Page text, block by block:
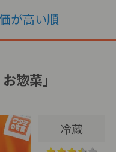
が高い順
惣菜」
冷蔵